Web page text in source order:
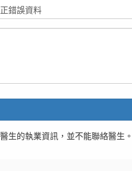
生的執業資訊，並不能聯絡醫生